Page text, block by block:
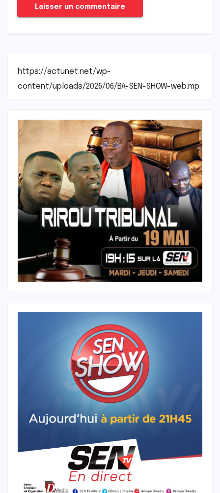
https://actunet.net/wp-
content/uploads/2026/06/BA-SEN-SHOW-web.mp